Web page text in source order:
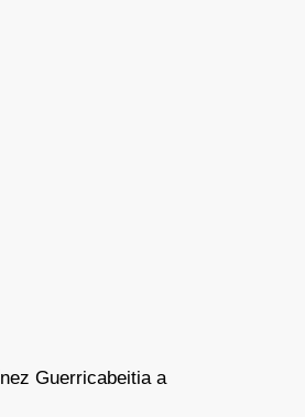
Guerricabeitia a